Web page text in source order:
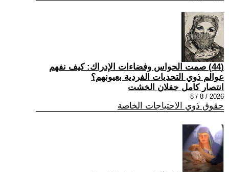
(44) صمت الحواس وفضاءات الإدراك: كيف نفهم
عوالم ذوي التحديات الفردية بعيونهم؟
انتصار كامل جفلان الخشت
2026 / 8 / 8
حقوق ذوي الاحتياجات الخاصة